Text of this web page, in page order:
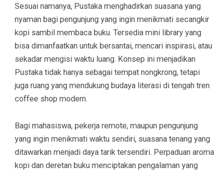
Sesuai namanya, Pustaka menghadirkan suasana yang
nyaman bagi pengunjung yang ingin menikmati secangkir
kopi sambil membaca buku. Tersedia mini library yang
bisa dimanfaatkan untuk bersantai, mencari inspirasi, atau
sekadar mengisi waktu luang. Konsep ini menjadikan
Pustaka tidak hanya sebagai tempat nongkrong, tetapi
juga ruang yang mendukung budaya literasi di tengah tren
coffee shop modern.
Bagi mahasiswa, pekerja remote, maupun pengunjung
yang ingin menikmati waktu sendiri, suasana tenang yang
ditawarkan menjadi daya tarik tersendiri. Perpaduan aroma
kopi dan deretan buku menciptakan pengalaman yang